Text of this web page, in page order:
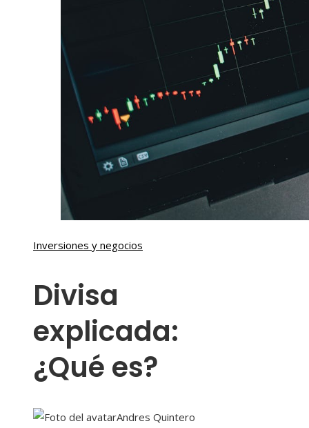
Inversiones y negocios
Divisa
explicada:
¿Qué es?
Andres Quintero